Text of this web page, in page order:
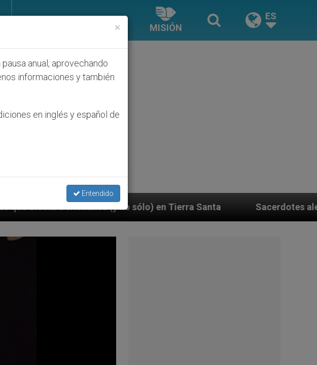
MISIÓN
ES
sólo) en Tierra Santa Sacerdotes alemanes fieles al Papa
×
anual, aprovechando
informaciones y también
en inglés y español de
Entendido